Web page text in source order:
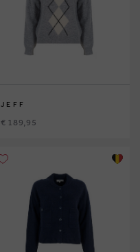
JEFF
€ 189,95